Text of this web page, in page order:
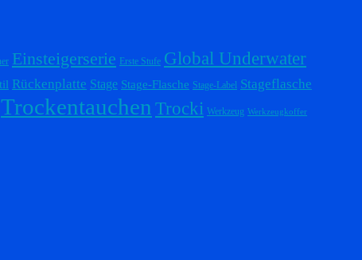
Einsteigerserie Erste Stufe Global Underwater
Rückenplatte Stage Stage-Flasche Stage-Label Stageflasche
Trockentauchen Trocki Werkzeug Werkzeugkoffer